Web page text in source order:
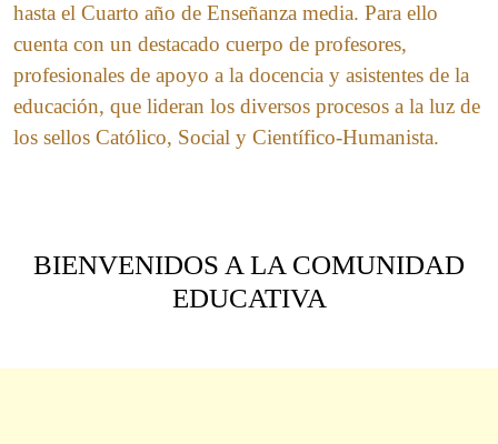
hasta el Cuarto año de Enseñanza media. Para ello
cuenta con un destacado cuerpo de profesores,
profesionales de apoyo a la docencia y asistentes de la
educación, que lideran los diversos procesos a la luz de
los sellos Católico, Social y Científico-Humanista.
BIENVENIDOS A LA COMUNIDAD
EDUCATIVA